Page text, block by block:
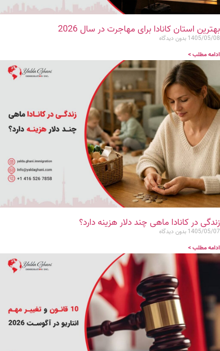
بهترین استان کانادا برای مهاجرت در سال 2026
1405/05/08 بدون دیدگاه
ادامه مطلب >
زندگی در کانادا ماهی چند دلار هزینه دارد؟
1405/05/07 بدون دیدگاه
ادامه مطلب >